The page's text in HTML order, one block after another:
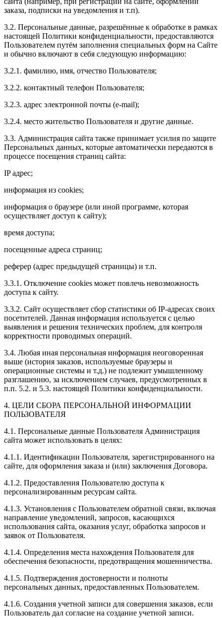
заказа, подписки на уведомления и т.п).
3.2. Персональные данные, разрешённые к обработке в рамках
настоящей Политики конфиденциальности, предоставляются
Пользователем путём заполнения специальных форм на Сайте
и обычно включают в себя следующую информацию:
3.2.1. фамилию, имя, отчество Пользователя;
3.2.2. контактный телефон Пользователя;
3.2.3. адрес электронной почты (e-mail);
3.2.4. место жительство Пользователя и другие данные.
3.3. Администрация сайта также принимает усилия по защите
Персональных данных, которые автоматически передаются в
процессе посещения страниц сайта:
IP адрес;
информация из cookies;
информация о браузере (или иной программе, которая
осуществляет доступ к сайту);
время доступа;
посещенные адреса страниц;
реферер (адрес предыдущей страницы) и т.п.
3.3.1. Отключение cookies может повлечь невозможность
доступа к сайту.
3.3.2. Сайт осуществляет сбор статистики об IP-адресах своих
посетителей. Данная информация используется с целью
выявления и решения технических проблем, для контроля
корректности проводимых операций.
3.4. Любая иная персональная информация неоговоренная
выше (история заказов, используемые браузеры и
операционные системы и т.д.) не подлежит умышленному
разглашению, за исключением случаев, предусмотренных в
п.п. 5.2. и 5.3. настоящей Политики конфиденциальности.
4. ЦЕЛИ СБОРА ПЕРСОНАЛЬНОЙ ИНФОРМАЦИИ
ПОЛЬЗОВАТЕЛЯ
4.1. Персональные данные Пользователя Администрация
сайта может использовать в целях:
4.1.1. Идентификации Пользователя, зарегистрированного на
сайте, для оформления заказа и (или) заключения Договора.
4.1.2. Предоставления Пользователю доступа к
персонализированным ресурсам сайта.
4.1.3. Установления с Пользователем обратной связи, включая
направление уведомлений, запросов, касающихся
использования сайта, оказания услуг, обработка запросов и
заявок от Пользователя.
4.1.4. Определения места нахождения Пользователя для
обеспечения безопасности, предотвращения мошенничества.
4.1.5. Подтверждения достоверности и полноты
персональных данных, предоставленных Пользователем.
4.1.6. Создания учетной записи для совершения заказов, если
Пользователь дал согласие на создание учетной записи.